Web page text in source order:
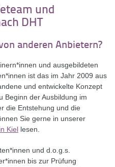
und
DHT
anderen Anbietern?
und ausgebildeten
ist das im Jahr 2009 aus
und entwickelte Konzept
Beginn der Ausbildung im
die Entstehung und die
Sie gerne in unserer
Kiel lesen.
und d.o.g.s.
bis zur Prüfung